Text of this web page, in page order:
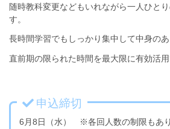
随時教科変更などもいれながら一人ひと
す。
長時間学習でもしっかり集中して中身の
直前期の限られた時間を最大限に有効活用
申込締切
6月8日（水） ※各回人数の制限もあ